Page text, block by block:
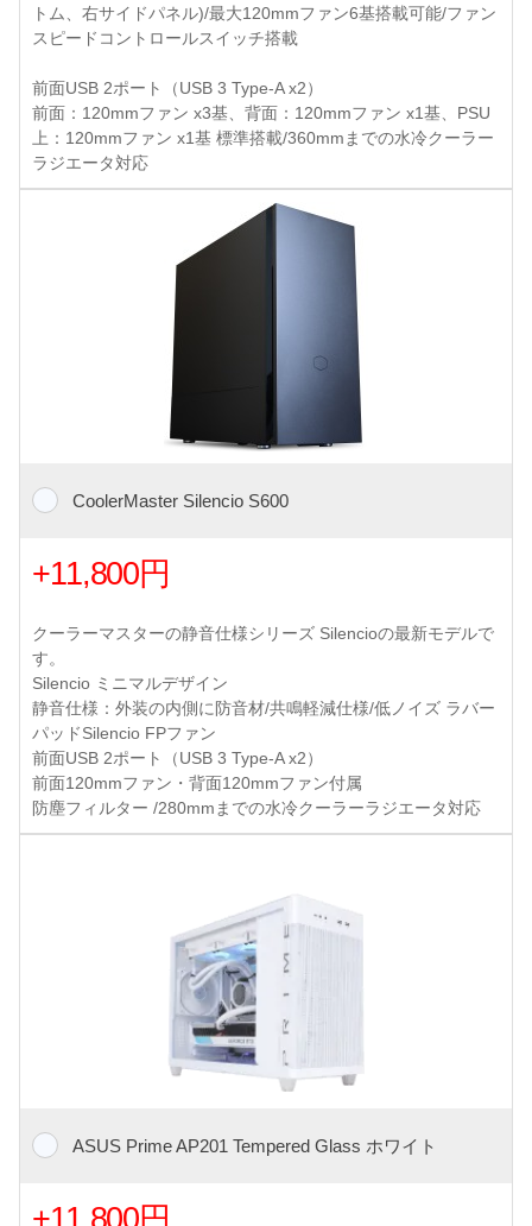
トム、右サイドパネル)/最大120mmファン6基搭載可能/ファン
スピードコントロールスイッチ搭載
前面USB 2ポート（USB 3 Type-A x2）
前面：120mmファン x3基、背面：120mmファン x1基、PSU
上：120mmファン x1基 標準搭載/360mmまでの水冷クーラー
ラジエータ対応
CoolerMaster Silencio S600
+11,800円
クーラーマスターの静音仕様シリーズ Silencioの最新モデルで
す。
Silencio ミニマルデザイン
静音仕様：外装の内側に防音材/共鳴軽減仕様/低ノイズ ラバー
パッドSilencio FPファン
前面USB 2ポート（USB 3 Type-A x2）
前面120mmファン・背面120mmファン付属
防塵フィルター /280mmまでの水冷クーラーラジエータ対応
ASUS Prime AP201 Tempered Glass ホワイト